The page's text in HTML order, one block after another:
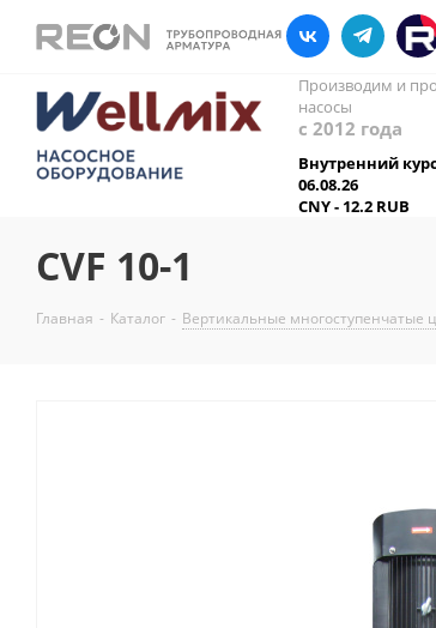
Производим и
насосы
с 2012 года
Внутренний
06.08.26
CNY - 12.2 RUB
CVF 10-1
Главная - Каталог - Вертикальные